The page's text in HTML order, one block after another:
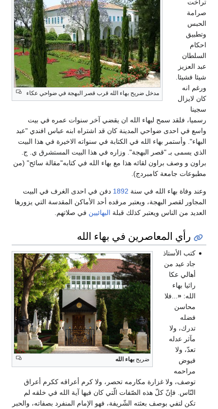
مدخل ضريح بهاء الله قرب قصر البهجة في ضواحي عكاء
تراخت
صرامة
الحبس
وتطبيق
احكام
السلطان
عبد العزيز
شيئا فشيئا.
ورغم انه
كان لايزال
سجينا
رسميا، فلقد سمح لبهاء الله ان يقضي آخر سنوات عمره في بيت
واسع في احدى ضواحي المدينة كان قد اشتراه ابنه عباس افندي "عبد
البهاء". وأستمر بهاء الله في الكتابة في سنواته الاخيرة في هذا البيت
الذي يسمى بـ "قصر البهجة". وزاره في هذا البيت المستشرق ي. ج.
براون و وصف براون لقائه هذا مع بهاء الله في كتابه"مقالة سائح" (من
مطبوعات جامعة كامبردج).
وعند وفاة بهاء الله في سنة 1892 دفن في احدى الغرف في البيت
المجاور لقصر البهجة، ويعتبر مرقده أحد الأماكن المقدسة التي يزورها
العديد من الناس ويعتبر كذلك قبلة البهائيين في صلاتهم.
رأي المعاصرين في بهاء الله
ضريح بهاء الله
كتب الأستاذ
جاد عيد من
أهالي عكا
راثيا بهاء
الله:« ...فلا
محاسن
فضله
تدرك، ولا
مآثر عدله
تعدّ، ولا
فيوض
مراحمه
توصف، ولا غزارة مكارمه تحصر، ولا كرم أعراقه ككرم أعراق
النّاس. فإنّ كلّ هذه الصّفات الّتي كان فيها آية الله في خلقه لم
تكن لتفي بوصف بعثته الشّريفة، فهو الإمام المنفرد بصفاته، والحبر